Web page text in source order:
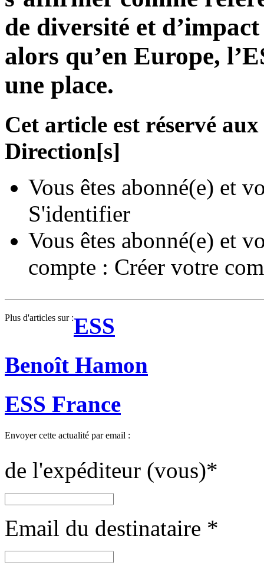
de diversité et
alors qu’en Europe,
une place.
Cet article est réservé
Direction[s]
Vous êtes abonné(e) et
S'identifier
Vous êtes abonné(e) et
compte : Créer votre
Plus d'articles sur :ESS
Benoît Hamon
ESS France
Envoyer cette actualité par email :
de l'expéditeur (vous)*
Email du destinataire *